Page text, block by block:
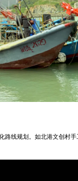
线规划。如北港文创村